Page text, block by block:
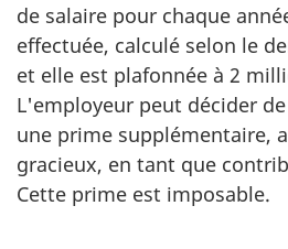
de salaire pour chaque
effectuée, calculé selon le
et elle est plafonnée à 2
L'employeur peut décider
une prime supplémentaire,
gracieux, en tant que
Cette prime est imposable.